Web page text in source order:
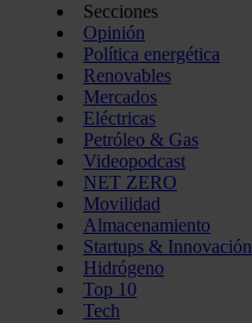
Secciones
Opinión
Política energética
Renovables
Mercados
Eléctricas
Petróleo & Gas
Videopodcast
NET ZERO
Movilidad
Almacenamiento
Startups & Innovación
Hidrógeno
Top 10
Tech